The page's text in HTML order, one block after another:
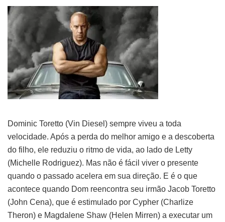
Dominic Toretto (Vin Diesel) sempre viveu a toda
velocidade. Após a perda do melhor amigo e a descoberta
do filho, ele reduziu o ritmo de vida, ao lado de Letty
(Michelle Rodriguez). Mas não é fácil viver o presente
quando o passado acelera em sua direção. E é o que
acontece quando Dom reencontra seu irmão Jacob Toretto
(John Cena), que é estimulado por Cypher (Charlize
Theron) e Magdalene Shaw (Helen Mirren) a executar um